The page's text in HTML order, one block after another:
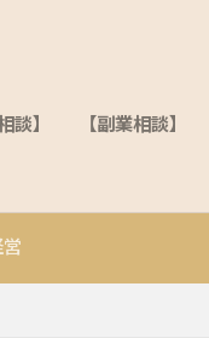
談】 【副業相談】